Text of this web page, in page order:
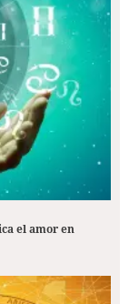
el amor en